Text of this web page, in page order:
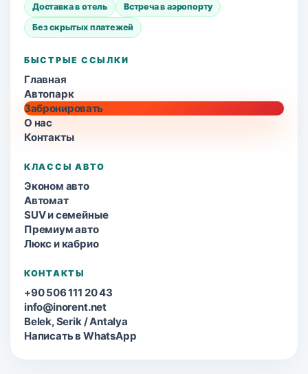
Доставка в отель
Встреча в аэропорту
Без скрытых платежей
БЫСТРЫЕ ССЫЛКИ
Главная
Автопарк
Забронировать
О нас
Контакты
КЛАССЫ АВТО
Эконом авто
Автомат
SUV и семейные
Премиум авто
Люкс и кабрио
КОНТАКТЫ
+90 506 111 20 43
info@inorent.net
Belek, Serik / Antalya
Написать в WhatsApp